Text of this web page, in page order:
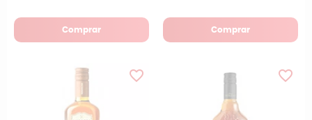
Comprar Comprar
favorite_border favorite_border